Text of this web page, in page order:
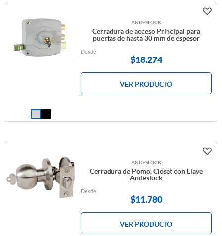
ANDESLOCK
Cerradura de acceso Principal para
puertas de hasta 30 mm de espesor
Desde
$18.274
VER PRODUCTO
ANDESLOCK
Cerradura de Pomo, Closet con Llave
Andeslock
Desde
$11.780
VER PRODUCTO